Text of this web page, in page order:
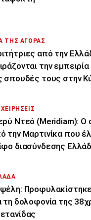
ΤΗΣ ΑΓΟΡΑΣ
από την
την
σπουδές τους στην
Ντεό (Meridiam):
την Μαρτινίκα που
διασύνδεσης
τη δολοφονία της